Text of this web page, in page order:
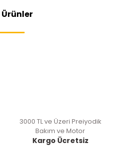
Ürünler
3000 TL ve Üzeri Preiyodik
Bakım ve Motor
Kargo Ücretsiz